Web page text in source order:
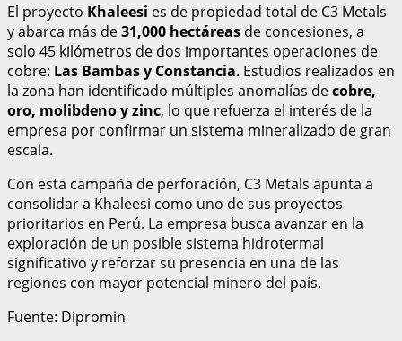
El proyecto Khaleesi es de propiedad total de C3 Metals
y abarca más de31,000 hectáreas de concesiones, a
solo 45 kilómetros de dos importantes operaciones de
cobre: Las Bambas y Constancia. Estudios realizados en
la zona han identificado múltiples anomalías decobre,
oro, molibdeno y zinc, lo que refuerza el interés de la
empresa por confirmar un sistema mineralizado de gran
escala.
Con esta campaña de perforación, C3 Metals apunta a
consolidar a Khaleesi como uno de sus proyectos
prioritarios en Perú. La empresa busca avanzar en la
exploración de un posible sistema hidrotermal
significativo y reforzar su presencia en una de las
regiones con mayor potencial minero del país.
Fuente: Dipromin